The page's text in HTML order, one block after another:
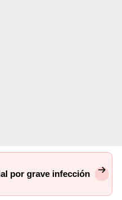
por grave infección